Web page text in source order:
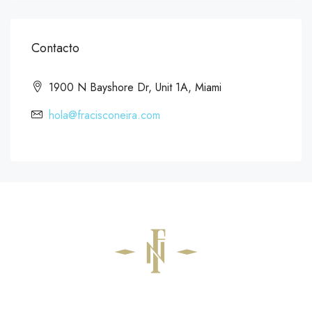
Contacto
1900 N Bayshore Dr, Unit 1A, Miami
hola@fracisconeira.com